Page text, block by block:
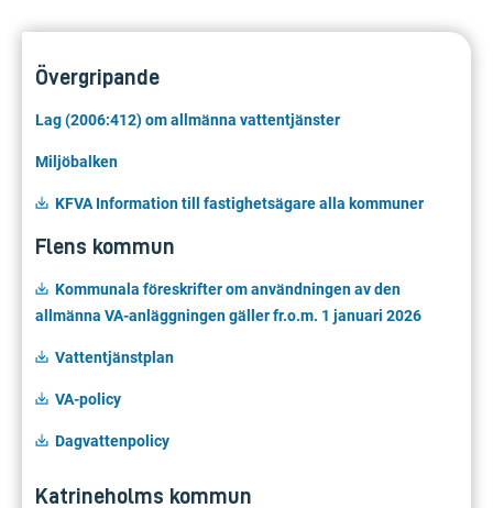
Övergripande
Lag (2006:412) om allmänna vattentjänster
Miljöbalken
KFVA Information till fastighetsägare alla kommuner
Flens kommun
Kommunala föreskrifter om användningen av den
allmänna VA-anläggningen gäller fr.o.m. 1 januari 2026
Vattentjänstplan
VA-policy
Dagvattenpolicy
Katrineholms kommun